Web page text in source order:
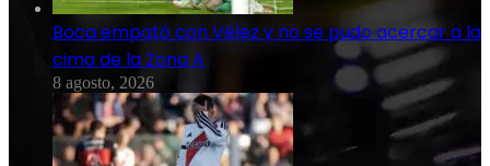
Boca empató con Vélez y no se pudo acercar a la
cima de la Zona A
8 agosto, 2026